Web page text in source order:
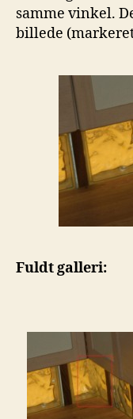
samme vinkel.
billede
Fuldt galleri: